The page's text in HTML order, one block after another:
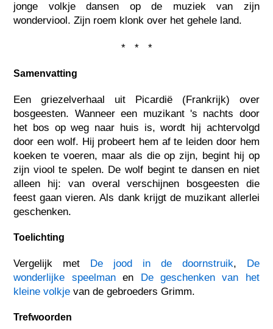
jonge volkje dansen op de muziek van zijn
wonderviool. Zijn roem klonk over het gehele land.
* * *
Samenvatting
Een griezelverhaal uit Picardië (Frankrijk) over
bosgeesten. Wanneer een muzikant 's nachts door
het bos op weg naar huis is, wordt hij achtervolgd
door een wolf. Hij probeert hem af te leiden door hem
koeken te voeren, maar als die op zijn, begint hij op
zijn viool te spelen. De wolf begint te dansen en niet
alleen hij: van overal verschijnen bosgeesten die
feest gaan vieren. Als dank krijgt de muzikant allerlei
geschenken.
Toelichting
Vergelijk met De jood in de doornstruik, De
wonderlijke speelmanen De geschenken van het
kleine volkje van de gebroeders Grimm.
Trefwoorden